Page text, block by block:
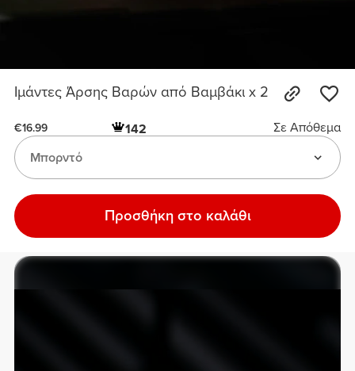
Ιμάντες Άρσης Βαρών από Βαμβάκι x 2
€16.99 142
Σε Απόθεμα
Μπορντό
Προσθήκη στο καλάθι